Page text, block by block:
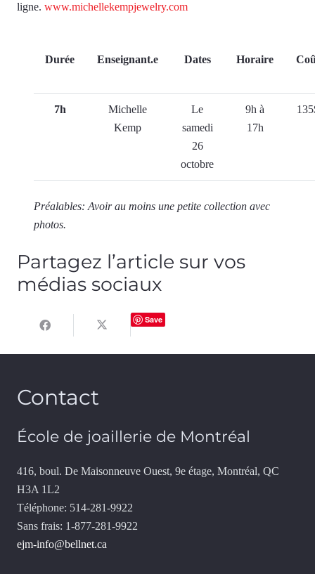
ligne. www.michellekempjewelry.com
Durée Enseignant.e Dates Horaire
7h
Michelle
Kemp
Le
samedi
26
octobre
9h à
17h
Préalables: Avoir au moins une petite collection avec
photos.
Partagez l’article sur vos
médias sociaux
Save
Contact
École de joaillerie de Montréal
416, boul. De Maisonneuve Ouest, 9e étage, Montréal, QC
H3A 1L2
Téléphone: 514-281-9922
Sans frais: 1-877-281-9922
ejm-info@bellnet.ca